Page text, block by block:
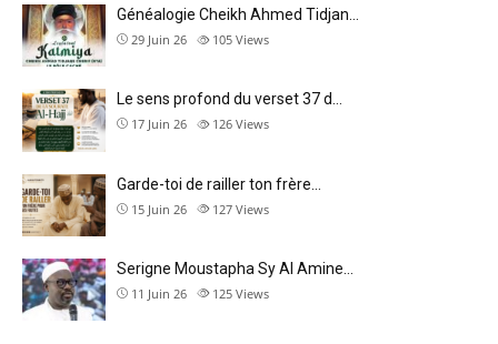
Généalogie Cheikh Ahmed Tidjan…
29 Juin 26 105 Views
Le sens profond du verset 37 d…
17 Juin 26 126 Views
Garde-toi de railler ton frère…
15 Juin 26 127 Views
Serigne Moustapha Sy Al Amine…
11 Juin 26 125 Views